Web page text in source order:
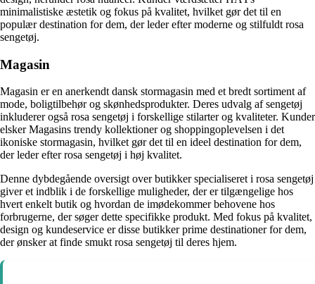
minimalistiske æstetik og fokus på kvalitet, hvilket gør det til en
populær destination for dem, der leder efter moderne og stilfuldt rosa
sengetøj.
Magasin
Magasin er en anerkendt dansk stormagasin med et bredt sortiment af
mode, boligtilbehør og skønhedsprodukter. Deres udvalg af sengetøj
inkluderer også rosa sengetøj i forskellige stilarter og kvaliteter. Kunder
elsker Magasins trendy kollektioner og shoppingoplevelsen i det
ikoniske stormagasin, hvilket gør det til en ideel destination for dem,
der leder efter rosa sengetøj i høj kvalitet.
Denne dybdegående oversigt over butikker specialiseret i rosa sengetøj
giver et indblik i de forskellige muligheder, der er tilgængelige hos
hvert enkelt butik og hvordan de imødekommer behovene hos
forbrugerne, der søger dette specifikke produkt. Med fokus på kvalitet,
design og kundeservice er disse butikker prime destinationer for dem,
der ønsker at finde smukt rosa sengetøj til deres hjem.